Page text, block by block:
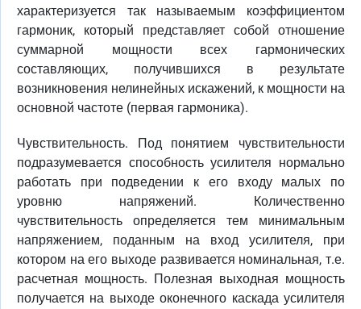
характеризуется так называемым коэффициентом
гармоник, который представляет собой отношение
суммарной мощности всех гармонических
составляющих, получившихся в результате
возникновения нелинейных искажений, к мощности на
основной частоте (первая гармоника).
Чувствительность. Под понятием чувствительности
подразумевается способность усилителя нормально
работать при подведении к его входу малых по
уровню напряжений. Количественно
чувствительность определяется тем минимальным
напряжением, поданным на вход усилителя, при
котором на его выходе развивается номинальная, т.е.
расчетная мощность. Полезная выходная мощность
получается на выходе оконечного каскада усилителя